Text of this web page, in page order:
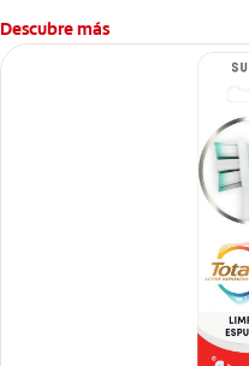
caries.
Descubre más